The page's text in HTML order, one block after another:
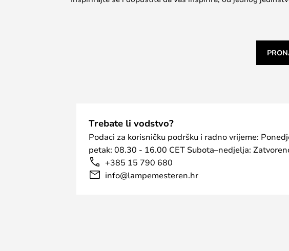
Trebate li vodstvo?
Podaci za korisničku podršku i radno vrijeme:
petak: 08.30 - 16.00 CET Subota–nedjelja:
+385 15 790 680
info@lampemesteren.hr